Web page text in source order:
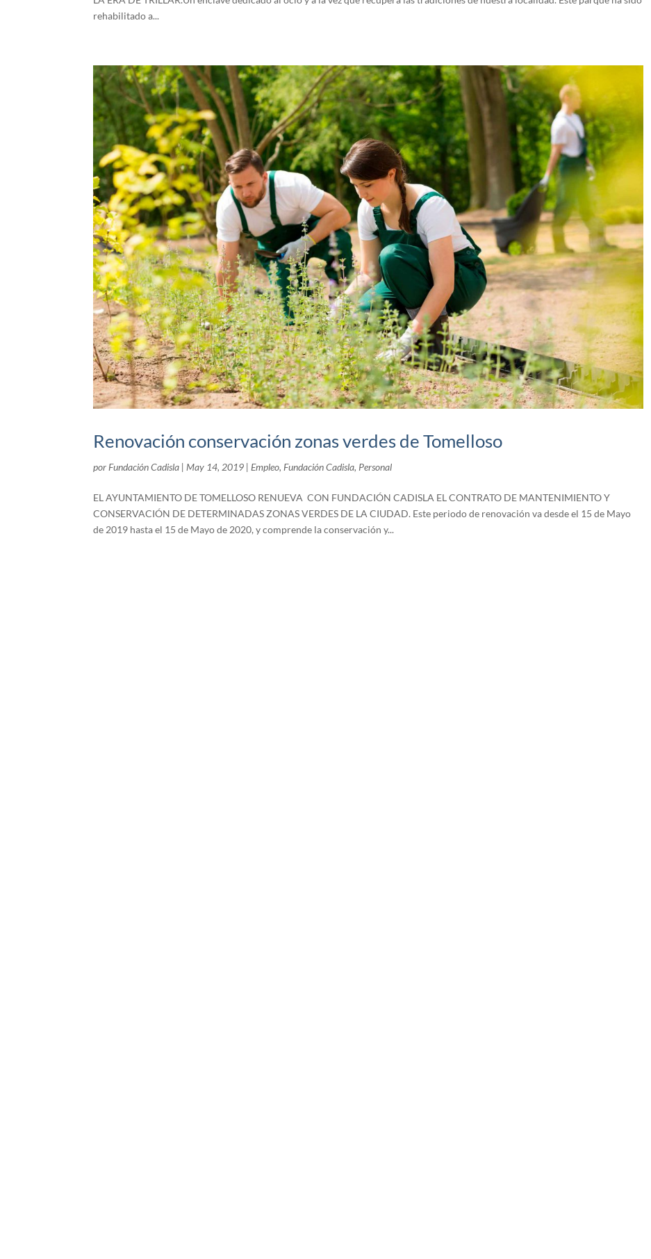
rehabilitado a...
Renovación conservación zonas verdes de Tomelloso
por Fundación Cadisla | May 14, 2019 | Empleo, Fundación Cadisla, Personal
EL AYUNTAMIENTO DE TOMELLOSO RENUEVA CON FUNDACIÓN CADISLA EL CONTRATO DE MANTENIMIENTO Y
CONSERVACIÓN DE DETERMINADAS ZONAS VERDES DE LA CIUDAD. Este periodo de renovación va desde el 15 de Mayo
de 2019 hasta el 15 de Mayo de 2020, y comprende la conservación y...